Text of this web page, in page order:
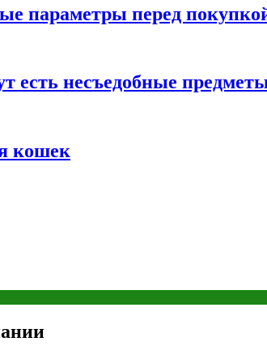
параметры перед
есть несъедобные
кошек